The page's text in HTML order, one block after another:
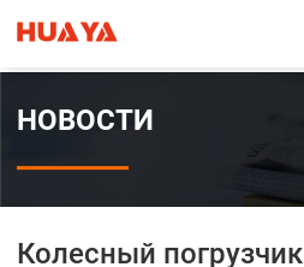
НОВОСТИ
Колесный погрузчик